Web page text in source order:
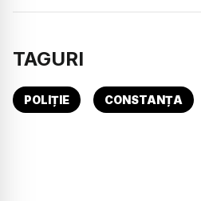
TAGURI
POLIȚIE CONSTANȚA